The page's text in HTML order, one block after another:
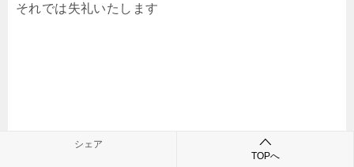
それでは失礼いたします
シェア
TOPへ